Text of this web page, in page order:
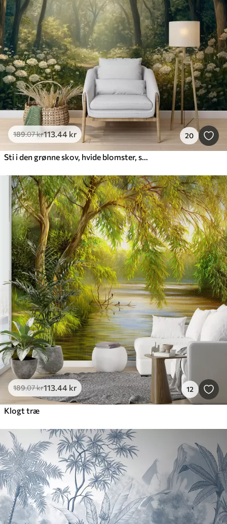
189.07kr113.44 kr 20
Sti i den grønne skov, hvide blomster, sollys, tegning i akrylstil
189.07kr113.44 kr 12
Klogt træ